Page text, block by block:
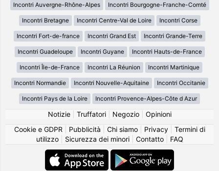
Incontri Auvergne-Rhône-Alpes Incontri Bourgogne-Franche-Comté
Incontri Bretagne Incontri Centre-Val de Loire Incontri Corse
Incontri Fort-de-france Incontri Grand Est Incontri Grande-Terre
Incontri Guadeloupe Incontri Guyane Incontri Hauts-de-France
Incontri Île-de-France Incontri La Réunion Incontri Martinique
Incontri Normandie Incontri Nouvelle-Aquitaine Incontri Occitanie
Incontri Pays de la Loire Incontri Provence-Alpes-Côte d Azur
Notizie| Truffatori| Negozio| Opinioni
Cookie e GDPR
Pubblicità Chi siamo| Privacy| Termini di
utilizzo| Sicurezza dei minori| Contatto| FAQ